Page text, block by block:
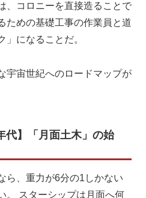
、コロニーを直接造ることで
ための基礎工事の作業員と道
」になることだ。
宇宙世紀へのロードマップが
代】「月面土木」の始
ら、重力が6分の1しかない
。 スターシップは月面へ何